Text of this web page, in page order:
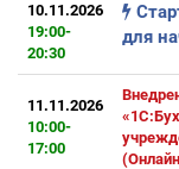
10.11.2026
19:00-
20:30
для
11.11.2026
10:00-
17:00